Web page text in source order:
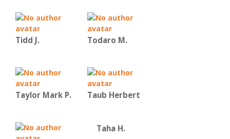
Tidd J. Todaro M.
Taylor Mark P. Taub Herbert
Taha H.